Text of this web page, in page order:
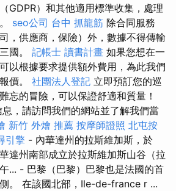
GDPR）和其他適用標準收集，處理
seo公司 台中 抓龍筋 除合同服務
，供應商，保險）外，數據不得傳輸
國。 記帳士 讀書計畫 如果您想在一
以根據要求提供額外費用，為此我們
價。 社團法人登記 立即預訂您的巡
忘的冒險，可以保證舒適和質量！
，請訪問我們的網站並了解我們當
新竹 外燴 推薦 按摩師證照 北屯按
引擎 - 內華達州的拉斯維加斯，於
達州南部成立於拉斯維加斯山谷（拉
... - 巴黎（巴黎）巴黎也是法國的首
。 在該國北部，Ile-de-france r ...